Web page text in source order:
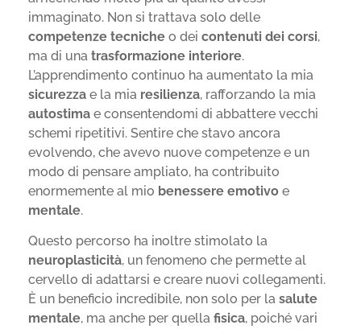
immaginato. Non si trattava solo delle
competenze tecniche o dei contenuti dei corsi,
ma di una trasformazione interiore.
L’apprendimento continuo ha aumentato la mia
sicurezza e la mia resilienza, rafforzando la mia
autostima e consentendomi di abbattere vecchi
schemi ripetitivi. Sentire che stavo ancora
evolvendo, che avevo nuove competenze e un
modo di pensare ampliato, ha contribuito
enormemente al mio benessere emotivo e
mentale.
Questo percorso ha inoltre stimolato la
neuroplasticità, un fenomeno che permette al
cervello di adattarsi e creare nuovi collegamenti.
È un beneficio incredibile, non solo per la salute
mentale, ma anche per quella fisica, poiché vari